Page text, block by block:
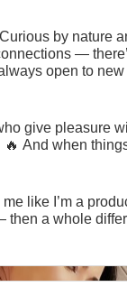
by nature
—
open to
give pleasure
And when
like I’m a
then a whole